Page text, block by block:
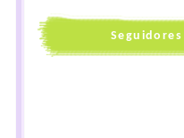
Seguidores